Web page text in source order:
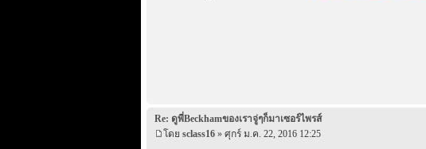
Re: ดูพี่Beckhamของเราจู่ๆก็มาเซอร์ไพรส์
โดย sclass16» ศุกร์ ม.ค. 22, 2016 12:25